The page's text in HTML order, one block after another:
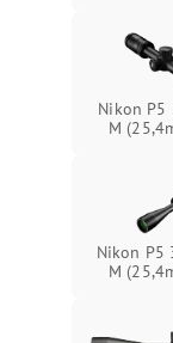
Nikon P5
M
Nikon P5
M